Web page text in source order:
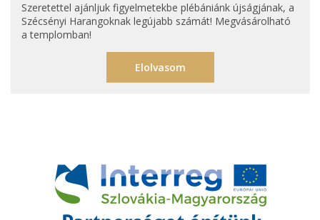
Szeretettel ajánljuk figyelmetekbe plébániánk újságjának, a
Szécsényi Harangoknak legújabb számát! Megvásárolható
a templomban!
Elolvasom